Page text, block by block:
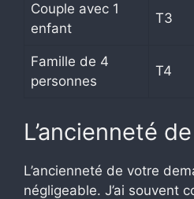
Couple avec 1
enfant
T3
Famille de 4
personnes
T4
L’ancienneté
L’ancienneté de votre
négligeable. J’ai souvent